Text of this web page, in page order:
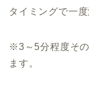
タイミングで一度
※3～5分程度そ
ます。